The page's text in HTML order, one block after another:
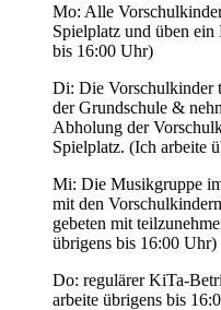
Mo: Alle
Spielplatz und üben
bis 16:00 Uhr)
Di: Die Vorschulkinder
der Grundschule &
Abholung der
Spielplatz. (Ich arbeite
Mi: Die Musikgruppe
mit den
gebeten mit
übrigens bis 16:00 Uhr)
Do: regulärer KiTa-
arbeite übrigens bis